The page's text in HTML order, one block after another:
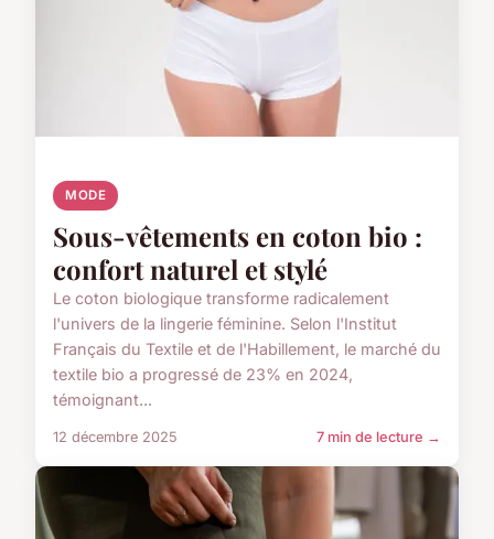
MODE
Sous-vêtements en coton bio :
confort naturel et stylé
Le coton biologique transforme radicalement
l'univers de la lingerie féminine. Selon l'Institut
Français du Textile et de l'Habillement, le marché du
textile bio a progressé de 23% en 2024,
témoignant...
12 décembre 2025 7 min de lecture →